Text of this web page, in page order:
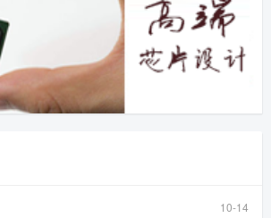
10-14